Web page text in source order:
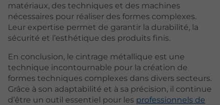
matériaux, des techniques et des machines
nécessaires pour réaliser des formes complexes.
Leur expertise permet de garantir la durabilité, la
sécurité et l’esthétique des produits finis.
En conclusion, le cintrage métallique est une
technique incontournable pour la création de
formes techniques complexes dans divers secteurs.
Grâce à son adaptabilité et à sa précision, il continue
d’être un outil essentiel pour les professionnels de